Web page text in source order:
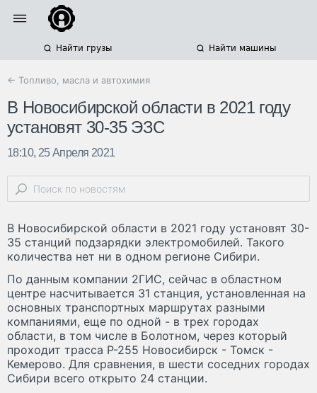
Найти грузы Найти машины
← Топливо, масла и автохимия
В Новосибирской области в 2021 году
установят 30-35 ЭЗС
18:10, 25 Апреля 2021
В Новосибирской области в 2021 году установят 30-
35 станций подзарядки электромобилей. Такого
количества нет ни в одном регионе Сибири.
По данным компании 2ГИС, сейчас в областном
центре насчитывается 31 станция, установленная на
основных транспортных маршрутах разными
компаниями, еще по одной - в трех городах
области, в том числе в Болотном, через который
проходит трасса Р-255 Новосибирск - Томск -
Кемерово. Для сравнения, в шести соседних городах
Сибири всего открыто 24 станции.